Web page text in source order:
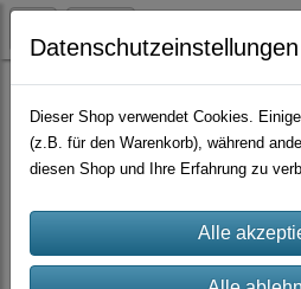
Container-Rosen
Datenschutzeinstellungen
Dieser Shop verwendet Cookies.
(z.B. für den Warenkorb), während
diesen Shop und Ihre Erfahrung zu